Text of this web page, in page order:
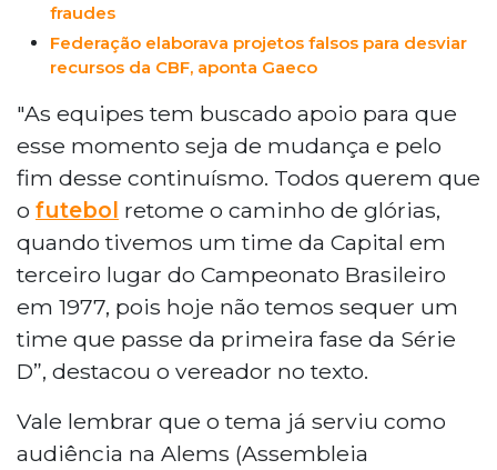
fraudes
Federação elaborava projetos falsos para desviar
recursos da CBF, aponta Gaeco
"As equipes tem buscado apoio para que
esse momento seja de mudança e pelo
fim desse continuísmo. Todos querem que
o futebol retome o caminho de glórias,
quando tivemos um time da Capital em
terceiro lugar do Campeonato Brasileiro
em 1977, pois hoje não temos sequer um
time que passe da primeira fase da Série
D”, destacou o vereador no texto.
Vale lembrar que o tema já serviu como
audiência na Alems (Assembleia